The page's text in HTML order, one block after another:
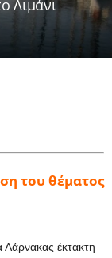
Λιμάνι
του θέματος
έκτακτη